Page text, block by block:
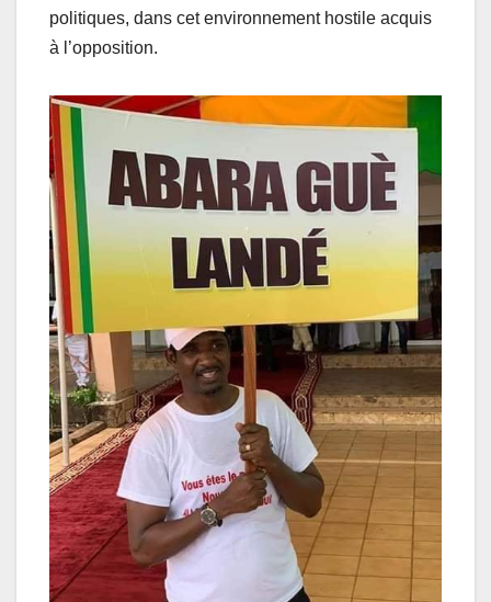
politiques, dans cet environnement hostile acquis
à l’opposition.